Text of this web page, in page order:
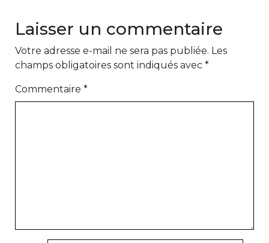
Laisser un commentaire
Votre adresse e-mail ne sera pas publiée. Les
champs obligatoires sont indiqués avec *
Commentaire *